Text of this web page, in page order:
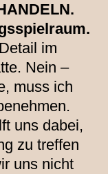
im
Nein –
muss ich
uns dabei,
zu treffen
uns nicht